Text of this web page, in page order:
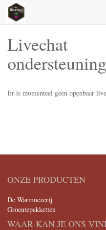
Livechat
Er is momenteel geen openbaar
ONZE PRODUCTEN
De Warmoezerij
Groentepakketten
WAAR KAN JE ONS